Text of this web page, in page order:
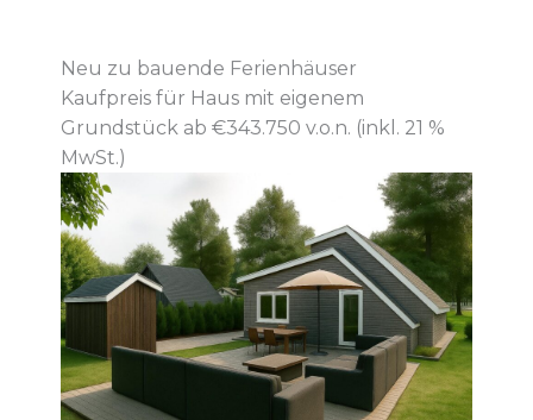
Neu zu bauende Ferienhäuser
Kaufpreis für Haus mit eigenem
Grundstück ab €343.750 v.o.n. (inkl. 21 %
MwSt.)